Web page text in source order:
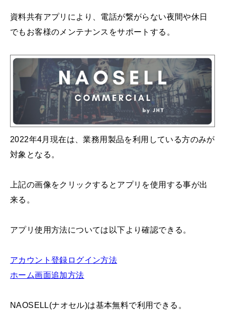
資料共有アプリにより、電話が繋がらない夜間や休日
でもお客様のメンテナンスをサポートする。
2022年4月現在は、業務用製品を利用している方のみが
対象となる。
上記の画像をクリックするとアプリを使用する事が出
来る。
アプリ使用方法については以下より確認できる。
アカウント登録ログイン方法
ホーム画面追加方法
NAOSELL(ナオセル)は基本無料で利用できる。